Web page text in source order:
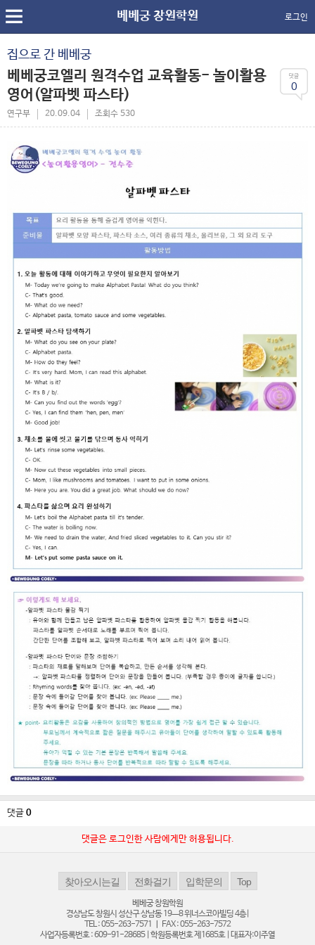
베베궁 창원학원 로그인
집으로 간 베베궁
베베궁코엘리 원격수업 교육활동- 놀이활용
영어(알파벳 파스타)
연구부 20.09.04 조회수 530
0
댓글 0
댓글은 로그인한 사람에게만 허용됩니다.
베베궁 창원학원
경상남도 창원시 성산구 상남동 19ㅡ8 위너스코아빌딩 4층|
TEL : 055-263-7571 ㅣ FAX : 055-263-7572
사업자등록번호 : 609-91-28685 | 학원등록번호 제1685호 | 대표자:이주열